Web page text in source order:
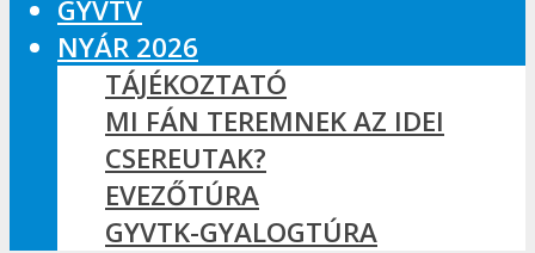
GYVTV
NYÁR 2026
TÁJÉKOZTATÓ
MI FÁN TEREMNEK AZ IDEI
CSEREUTAK?
EVEZŐTÚRA
GYVTK-GYALOGTÚRA